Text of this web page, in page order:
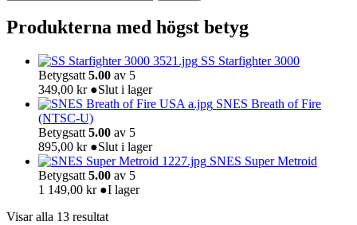
Produkterna med högst betyg
SS Starfighter 3000
Betygsatt 5.00 av 5
349,00 kr ●Slut i lager
SNES Breath of Fire
(NTSC-U)
Betygsatt 5.00 av 5
895,00 kr ●Slut i lager
SNES Super Metroid
Betygsatt 5.00 av 5
1 149,00 kr ●I lager
Visar alla 13 resultat